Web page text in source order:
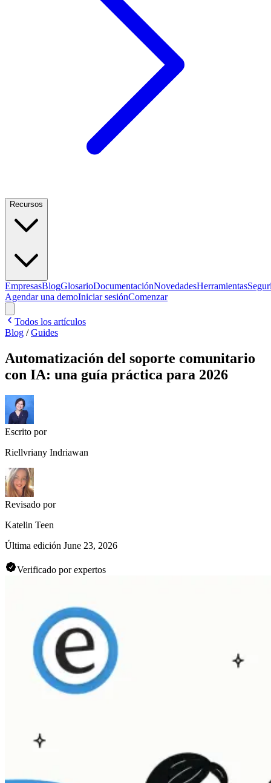
Recursos
EmpresasBlogGlosarioDocumentaciónNovedadesHerramientas
Agendar una demoIniciar sesiónComenzar
Todos los artículos
Blog /Guides
Automatización del soporte comunitario
con IA: una guía práctica para 2026
Escrito por
Riellvriany Indriawan
Revisado por
Katelin Teen
Última edición June 23, 2026
Verificado por expertos